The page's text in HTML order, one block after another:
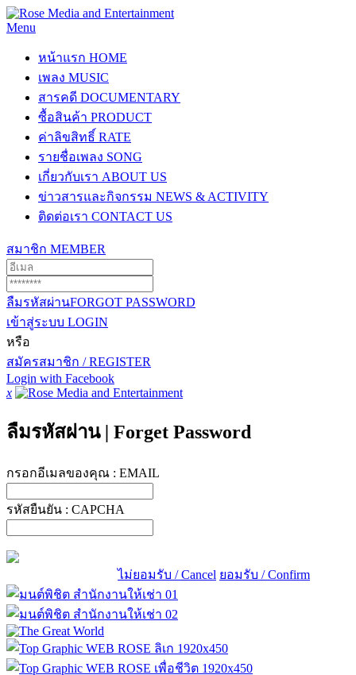
Menu
หน้าแรก HOME
เพลง MUSIC
สารคดี DOCUMENTARY
ซื้อสินค้า PRODUCT
ค่าลิขสิทธิ์ RATE
รายชื่อเพลง SONG
เกี่ยวกับเรา ABOUT US
ข่าวสารและกิจกรรม NEWS & ACTIVITY
ติดต่อเรา CONTACT US
สมาชิก MEMBER
ลืมรหัสผ่านFORGOT PASSWORD
เข้าสู่ระบบ LOGIN
หรือ
สมัครสมาชิก / REGISTER
Login with Facebook
x
ลืมรหัสผ่าน | Forget Password
กรอกอีเมลของคุณ : EMAIL
รหัสยืนยัน : CAPCHA
ไม่ยอมรับ / Cancel ยอมรับ / Confirm